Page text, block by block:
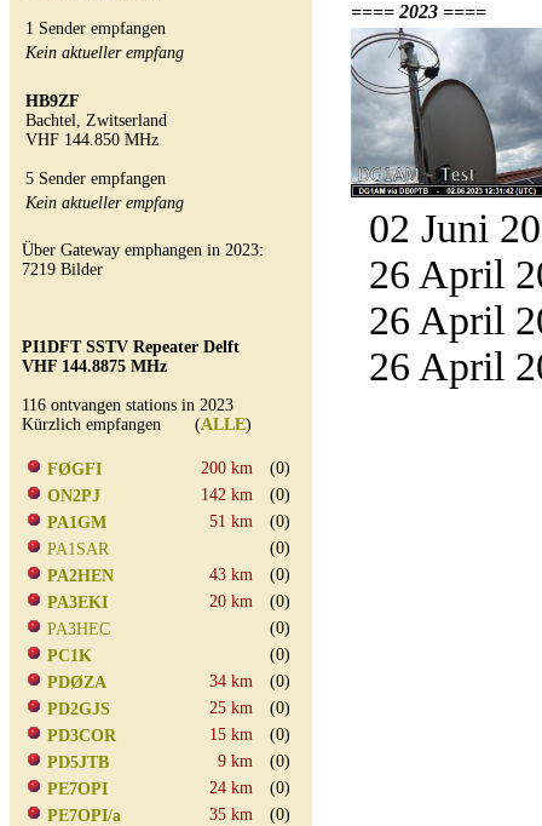
1 Sender empfangen
Kein aktueller empfang
HB9ZF
Bachtel, Zwitserland
VHF 144.850 MHz
5 Sender empfangen
Kein aktueller empfang
Über Gateway emphangen in 2023:
7219 Bilder
PI1DFT SSTV Repeater Delft
VHF 144.8875 MHz
116 ontvangen stations in 2023
Kürzlich empfangen (ALLE)
FØGFI 200 km
(0)
ON2PJ
142 km
(0)
PA1GM
51 km
(0)
PA1SAR
(0)
PA2HEN
43 km
(0)
PA3EKI
20 km
(0)
PA3HEC
(0)
PC1K
(0)
PDØZA
34 km
(0)
PD2GJS
25 km
(0)
PD3COR
15 km
(0)
PD5JTB
9 km
(0)
PE7OPI
24 km
(0)
PE7OPI/a
35 km (0)
==== 2023 ====
02 Juni
26 April
26 April
26 April